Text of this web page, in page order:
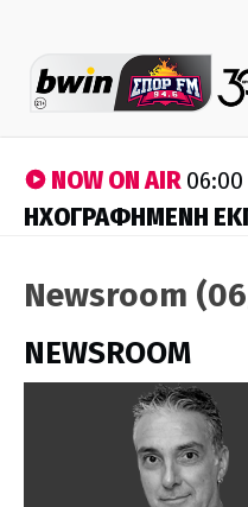
NOW ON AIR
ΗΧΟΓΡΑΦΗΜΕΝΗ
Newsroom
NEWSROOM